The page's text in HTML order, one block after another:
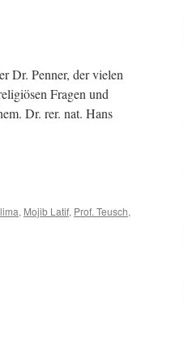
Dr. Penner, der vielen
Fragen und
Dr. rer. nat. Hans
, Mojib Latif, Prof. Teusch,